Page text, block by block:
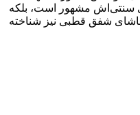
مشهور است، بلکه
شفق قطبی نیز شناخته